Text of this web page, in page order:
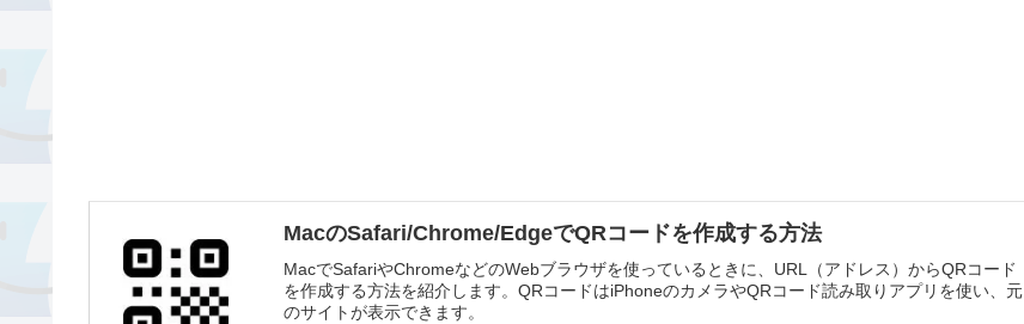
MacのSafari/Chrome/EdgeでQRコードを作成する方法
MacでSafariやChromeなどのWebブラウザを使っているときに、URL（アドレス）からQRコード
を作成する方法を紹介します。QRコードはiPhoneのカメラやQRコード読み取りアプリを使い、元
のサイトが表示できます。